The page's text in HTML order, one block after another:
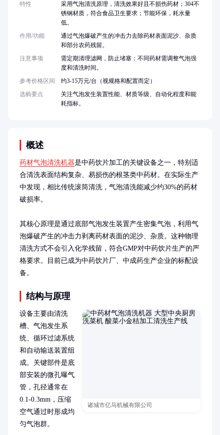
概述
药材气泡清洗机器是中药饮片加工的关键设备之一，特别适
合清洗表面结构复杂、易损伤的根茎类中药材。在实际生产
中发现，相比传统滚筒清洗，气泡清洗能减少约30%的药材
破损率。
其核心原理是通过底部气泡发生装置产生密集气泡，利用气
泡爆破产生的冲击力剥离药材表面的泥沙、杂质。这种物理
清洗方式不会引入化学残留，符合GMP对中药饮片生产的严
格要求。目前已成为中药饮片厂、中成药生产企业的标配设
备。
结构与原理
诸城市亿马机械有限公司
设备主要由清洗
槽、气泡发生系
统、循环过滤系统
和自动输送装置组
成。关键部件是底
部安装的微孔曝气
管，孔径通常在
0.1-0.3mm，压缩
空气通过时形成均
匀气泡群。
特性
采用气泡清洗原理，清洗效果好且不损伤药材；304不
锈钢材质，符合食品卫生要求；节能环保，耗水量
低。
作用/功能
通过气泡爆破产生的冲击力去除药材表面泥沙、杂质
和部分农药残留。
注意事项
需定期清理滤网，防止堵塞；不同药材需调整气泡强
度和清洗时间。
参考价格区间
约3-15万元/台（视规格和配置而定）
选购要点
关注气泡发生装置性能、材质等级、自动化程度和能
耗指标。